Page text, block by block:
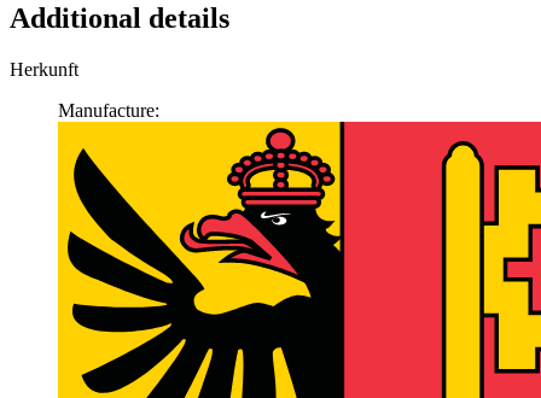
Additional details
Herkunft
Manufacture: